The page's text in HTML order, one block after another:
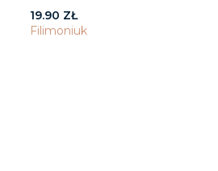
19.90 ZŁ
Filimoniuk